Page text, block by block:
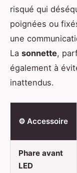
risqué qui
poignées ou
une
La sonnette,
également à
inattendus.
⚙️ Accessoire
Phare avant
LED